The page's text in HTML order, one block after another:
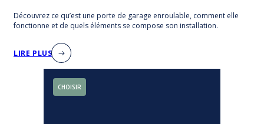
Découvrez ce qu’est une porte de garage enroulable, comment elle
fonctionne et de quels éléments se compose son installation.
LIRE PLUS
CHOISIR